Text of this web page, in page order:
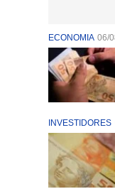
ECONOMIA 06/
INVESTIDORES